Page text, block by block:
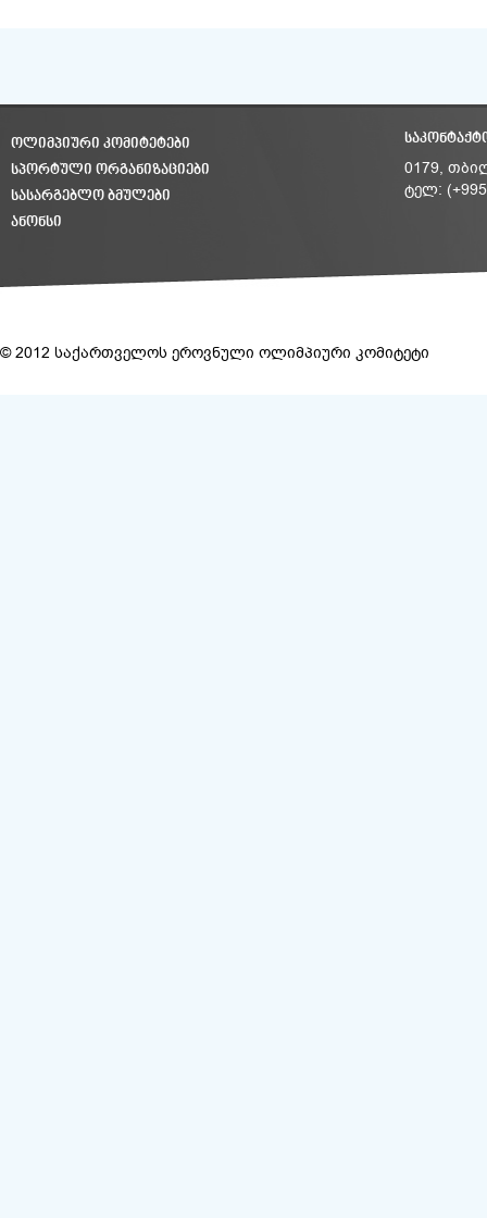
ᲝᲚᲘᲛᲞᲘᲣᲠᲘ ᲙᲝᲛᲘᲢᲔᲢᲔᲑᲘ
ᲡᲞᲝᲠᲢᲣᲚᲘ ᲝᲠᲒᲐᲜᲘᲖᲐᲪᲘᲔᲑᲘ
ᲡᲐᲡᲐᲠᲒᲔᲑᲚᲝ ᲑᲛᲣᲚᲔᲑᲘ
ᲐᲜᲝᲜᲡᲘ
0179,
ტელ: (+995
© 2012 საქართველოს ეროვნული ოლიმპიური კომიტეტი